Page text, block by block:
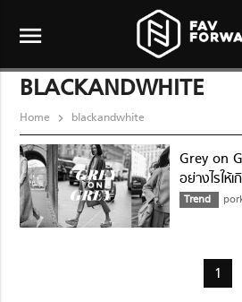
menu
BLACKANDWHITE
Home blackandwhite
Grey on
อย่างไรให้เ
Trend
1